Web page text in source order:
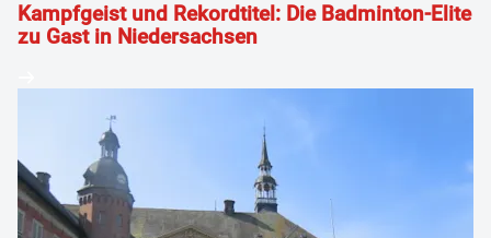
Kampfgeist und Rekordtitel: Die Badminton-Elite
zu Gast in Niedersachsen